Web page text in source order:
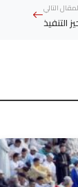
التالي
التنفيذ